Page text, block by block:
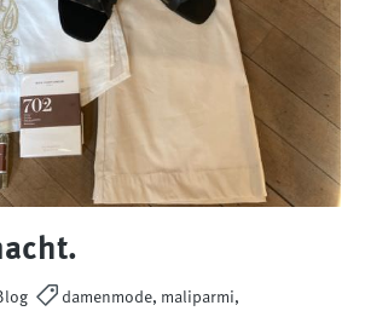
damenmode, maliparmi,